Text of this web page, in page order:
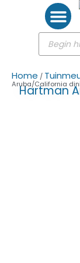
Home /
Aruba/California
Hartman